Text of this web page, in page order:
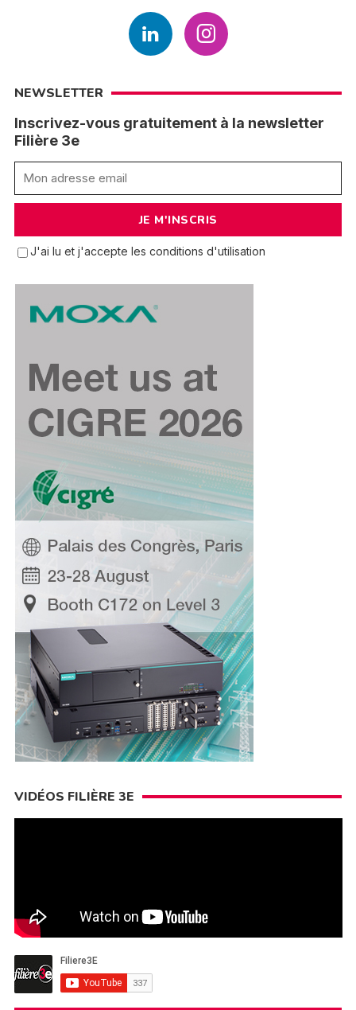
NEWSLETTER
Inscrivez-vous gratuitement à la newsletter
Filière 3e
J'ai lu et j'accepte les conditions d'utilisation
VIDÉOS FILIÈRE 3E